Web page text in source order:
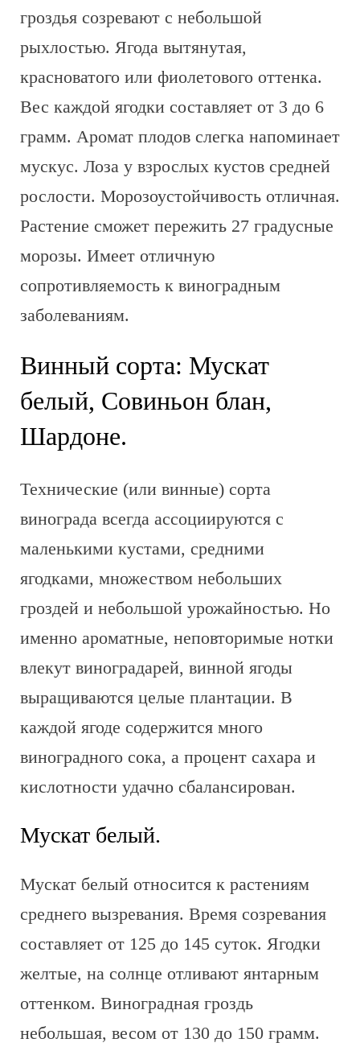
гроздья созревают с небольшой
рыхлостью. Ягода вытянутая,
красноватого или фиолетового оттенка.
Вес каждой ягодки составляет от 3 до 6
грамм. Аромат плодов слегка напоминает
мускус. Лоза у взрослых кустов средней
рослости. Морозоустойчивость отличная.
Растение сможет пережить 27 градусные
морозы. Имеет отличную
сопротивляемость к виноградным
заболеваниям.
Винный сорта: Мускат
белый, Совиньон блан,
Шардоне.
Технические (или винные) сорта
винограда всегда ассоциируются с
маленькими кустами, средними
ягодками, множеством небольших
гроздей и небольшой урожайностью. Но
именно ароматные, неповторимые нотки
влекут виноградарей, винной ягоды
выращиваются целые плантации. В
каждой ягоде содержится много
виноградного сока, а процент сахара и
кислотности удачно сбалансирован.
Мускат белый.
Мускат белый относится к растениям
среднего вызревания. Время созревания
составляет от 125 до 145 суток. Ягодки
желтые, на солнце отливают янтарным
оттенком. Виноградная гроздь
небольшая, весом от 130 до 150 грамм.